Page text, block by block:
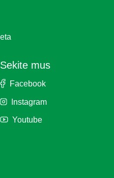
Sekite mus
Facebook
Instagram
Youtube